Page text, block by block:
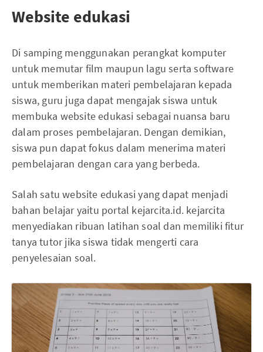
Website edukasi
Di samping menggunakan perangkat komputer
untuk memutar film maupun lagu serta software
untuk memberikan materi pembelajaran kepada
siswa, guru juga dapat mengajak siswa untuk
membuka website edukasi sebagai nuansa baru
dalam proses pembelajaran. Dengan demikian,
siswa pun dapat fokus dalam menerima materi
pembelajaran dengan cara yang berbeda.
Salah satu website edukasi yang dapat menjadi
bahan belajar yaitu portal kejarcita.id. kejarcita
menyediakan ribuan latihan soal dan memiliki fitur
tanya tutor jika siswa tidak mengerti cara
penyelesaian soal.